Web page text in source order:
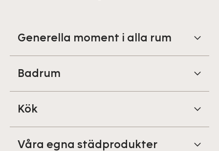
Generella moment i alla rum
Badrum
Kök
Våra egna städprodukter